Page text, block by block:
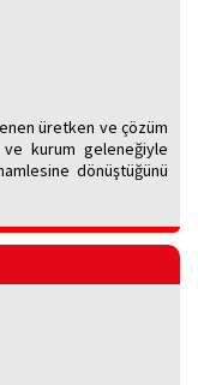
üretken ve çözüm
ve kurum geleneğiyle
dönüştüğünü